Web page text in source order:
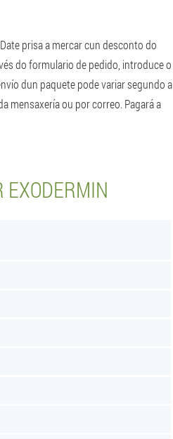
prisa a mercar cun desconto do
do formulario de pedido, introduce o
dun paquete pode variar segundo a
mensaxería ou por correo. Pagará a
EXODERMIN